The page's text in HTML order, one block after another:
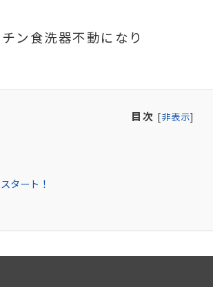
チン食洗器不動になり
目次 [非表示]
タート！